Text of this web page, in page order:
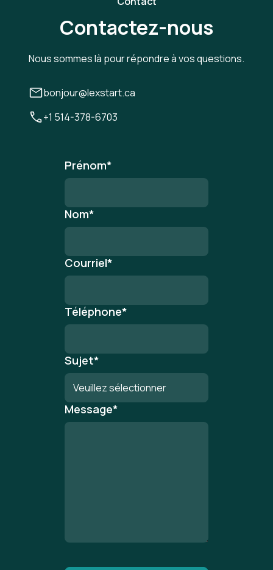
Contactez-nous
Nous sommes là pour répondre à vos questions.
bonjour@lexstart.ca
+1 514-378-6703
Prénom*
Nom*
Courriel*
Téléphone*
Sujet*
Message*